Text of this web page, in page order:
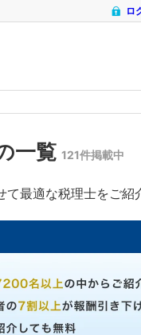
ロ
一覧 121件掲載中
最適な税理士をご紹